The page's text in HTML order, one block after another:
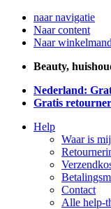
naar navigatie
Naar content
Naar winkelmand
Beauty,
Nederland:
Gratis
Help
Waar is
Contact
Alle help-